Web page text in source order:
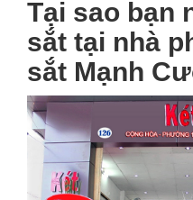
Tại sao bạn
sắt tại nhà
sắt Mạnh